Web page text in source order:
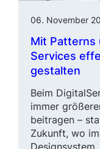
06. November
Mit Patterns
Services
gestalten
Beim
immer
beitragen –
Zukunft, wo